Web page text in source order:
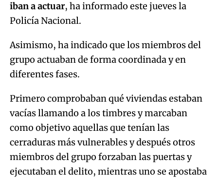
iban a actuar, ha informado este jueves la
Policía Nacional.
Asimismo, ha indicado que los miembros del
grupo actuaban de forma coordinada y en
diferentes fases.
Primero comprobaban qué viviendas estaban
vacías llamando a los timbres y marcaban
como objetivo aquellas que tenían las
cerraduras más vulnerables y después otros
miembros del grupo forzaban las puertas y
ejecutaban el delito, mientras uno se apostaba